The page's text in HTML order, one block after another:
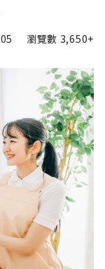
瀏覽數 3,650+